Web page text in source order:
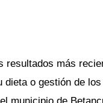
resultados más
dieta o gestión de
municipio de